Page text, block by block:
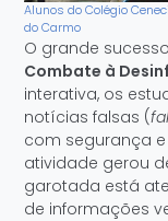
Alunos do Colégio
do Carmo
O grande
Combate à
interativa, os
notícias falsas (
com segurança
atividade gerou
garotada está
de informações